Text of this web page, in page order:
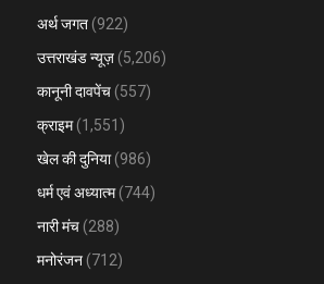
अर्थ जगत (922)
उत्तराखंड न्यूज़ (5,206)
कानूनी दावपेंच (557)
क्राइम(1,551)
खेल की दुनिया(986)
धर्म एवं अध्यात्म(744)
नारी मंच (288)
मनोरंजन (712)